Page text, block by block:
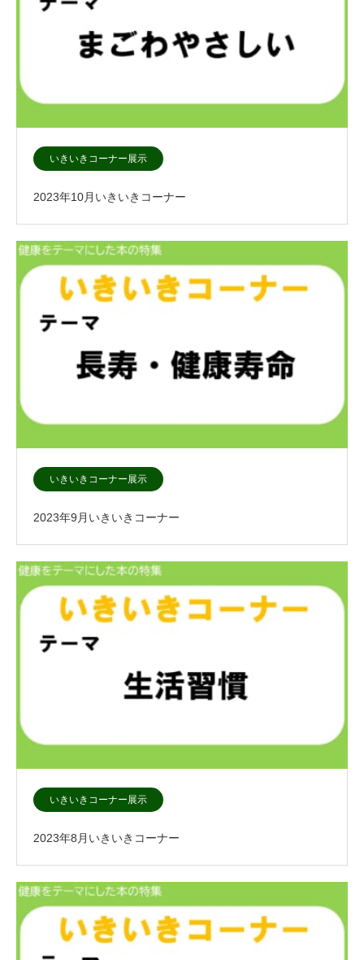
いきいきコーナー展示
2023年10月いきいきコーナー
いきいきコーナー展示
2023年9月いきいきコーナー
いきいきコーナー展示
2023年8月いきいきコーナー